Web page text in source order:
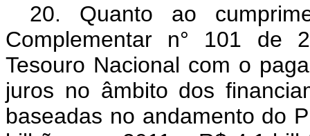
20. Quanto ao
Complementar n° 101 de
Tesouro Nacional com o
juros no âmbito dos
baseadas no andamento do